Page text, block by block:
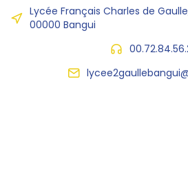
Lycée Français Charles de
00000 Bangui